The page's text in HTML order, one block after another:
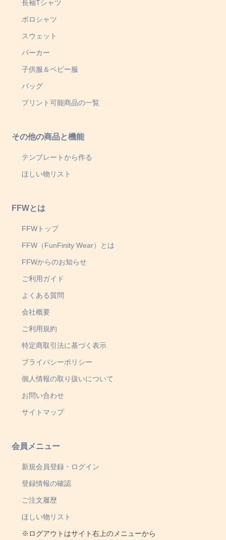
長袖Tシャツ
ポロシャツ
スウェット
パーカー
子供服＆ベビー服
バッグ
プリント可能商品の一覧
その他の商品と機能
テンプレートから作る
ほしい物リスト
FFWとは
FFWトップ
FFW（FunFinity Wear）とは
FFWからのお知らせ
ご利用ガイド
よくある質問
会社概要
ご利用規約
特定商取引法に基づく表示
プライバシーポリシー
個人情報の取り扱いについて
お問い合わせ
サイトマップ
会員メニュー
新規会員登録・ログイン
登録情報の確認
ご注文履歴
ほしい物リスト
※ログアウトはサイト右上のメニューから